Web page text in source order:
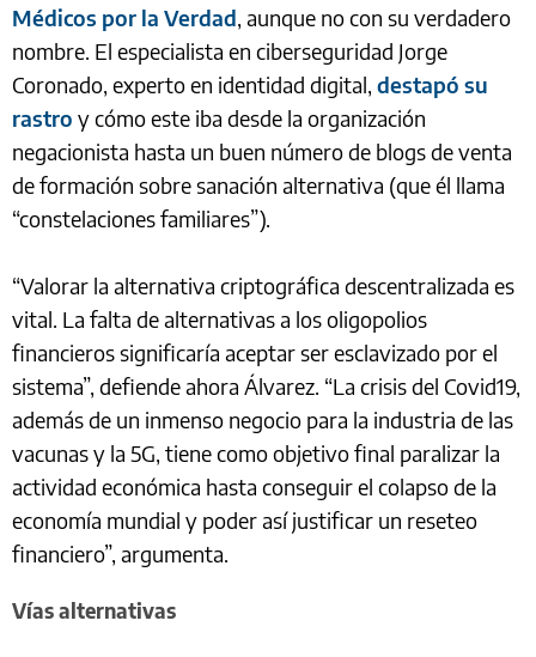
Médicos por la Verdad, aunque no con su verdadero
nombre. El especialista en ciberseguridad Jorge
Coronado, experto en identidad digital, destapó su
rastro y cómo este iba desde la organización
negacionista hasta un buen número de blogs de venta
de formación sobre sanación alternativa (que él llama
“constelaciones familiares”).
“Valorar la alternativa criptográfica descentralizada es
vital. La falta de alternativas a los oligopolios
financieros significaría aceptar ser esclavizado por el
sistema”, defiende ahora Álvarez. “La crisis del Covid19,
además de un inmenso negocio para la industria de las
vacunas y la 5G, tiene como objetivo final paralizar la
actividad económica hasta conseguir el colapso de la
economía mundial y poder así justificar un reseteo
financiero”, argumenta.
Vías alternativas